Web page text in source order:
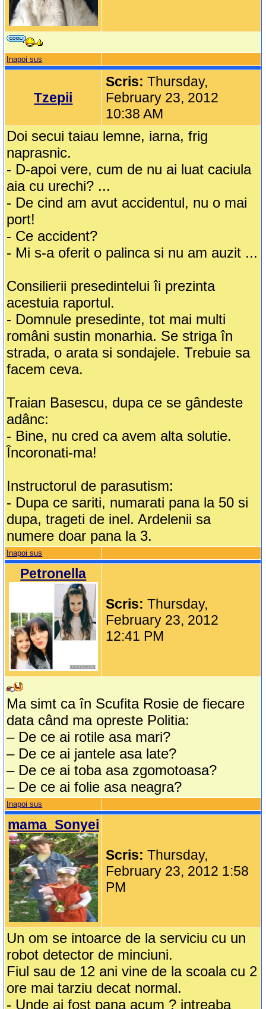
Inapoi sus
Tzepii
Scris:Thursday,
February 23, 2012
10:38 AM
Doi secui taiau lemne, iarna, frig
naprasnic.
- D-apoi vere, cum de nu ai luat caciula
aia cu urechi? ...
- De cind am avut accidentul, nu o mai
port!
- Ce accident?
- Mi s-a oferit o palinca si nu am auzit ...
Consilierii presedintelui îi prezinta
acestuia raportul.
- Domnule presedinte, tot mai multi
români sustin monarhia. Se striga în
strada, o arata si sondajele. Trebuie sa
facem ceva.
Traian Basescu, dupa ce se gândeste
adânc:
- Bine, nu cred ca avem alta solutie.
Încoronati-ma!
Instructorul de parasutism:
- Dupa ce sariti, numarati pana la 50 si
dupa, trageti de inel. Ardelenii sa
numere doar pana la 3.
Inapoi sus
Petronella
Scris:Thursday,
February 23, 2012
12:41 PM
Ma simt ca în Scufita Rosie de fiecare
data când ma opreste Politia:
– De ce ai rotile asa mari?
– De ce ai jantele asa late?
– De ce ai toba asa zgomotoasa?
– De ce ai folie asa neagra?
Inapoi sus
mama_Sonyei
Scris:Thursday,
February 23, 2012 1:58
PM
Un om se intoarce de la serviciu cu un
robot detector de minciuni.
Fiul sau de 12 ani vine de la scoala cu 2
ore mai tarziu decat normal.
- Unde ai fost pana acum ? intreaba